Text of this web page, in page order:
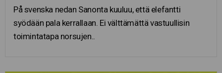
På svenska nedan Sanonta kuuluu, että elefantti
syödään pala kerrallaan. Ei välttämättä vastuullisin
toimintatapa norsujen..